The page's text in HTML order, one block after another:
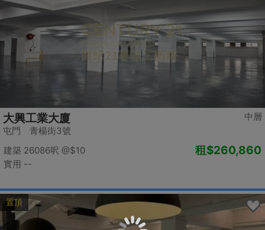
中層
大興工業大廈
屯門 青楊街3號
建築 26086呎 @$10
實用 --
租$260,860
置頂